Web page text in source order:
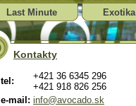
Last Minute Exotika
Kontakty
tel:
+421 36 6345 296
+421 918 826 256
e-mail: info@avocado.sk